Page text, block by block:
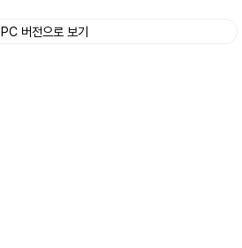
PC 버전으로 보기